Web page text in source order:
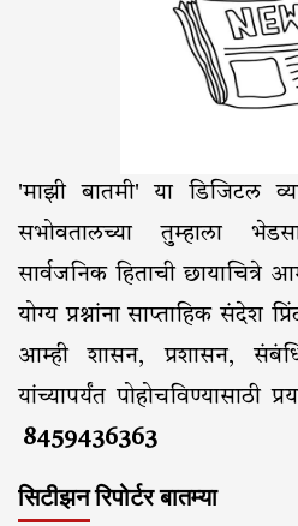
'माझी बातमी' या डिजिटल
सभोवतालच्या तुम्हाला
सार्वजनिक हिताची छायाचित्रे
योग्य प्रश्नांना साप्ताहिक संदेश
आम्ही शासन, प्रशासन,
यांच्यापर्यंत पोहोचविण्यासाठी
8459436363
सिटीझन रिपोर्टर बातम्या
आरोग्य आवाज जनतेचा बातम्या